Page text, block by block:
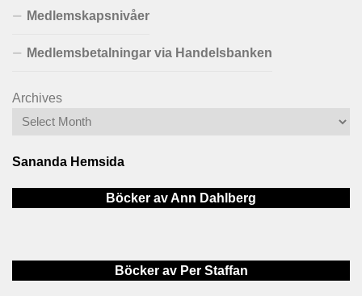
Medlemskapsnivåer
Medlemsbetalningar via Handelsbanken
Archives
Sananda Hemsida
Böcker av Ann Dahlberg
Böcker av Per Staffan